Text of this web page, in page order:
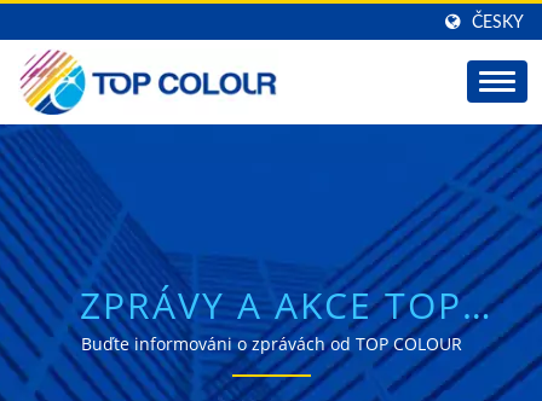
ČESKY
ZPRÁVY A AKCE TOP
COLOUR
Buďte informováni o zprávách od TOP COLOUR